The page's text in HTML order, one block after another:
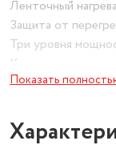
Ленточный
Защита от
Три уровня
Комплект
Показать